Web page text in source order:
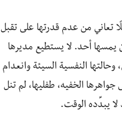
تعاني من عدم قدرتها على تقبل
يمسها أحد. لا يستطيع مديرها
النفسية السيئة وانعدام
الخفيه، طفليها، لم تنل
يبدِّده الوقت.